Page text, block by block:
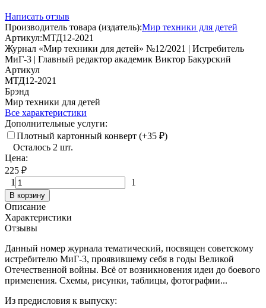
Написать отзыв
Производитель товара (издатель):Мир техники для детей
Артикул:МТД12-2021
Журнал «Мир техники для детей» №12/2021 | Истребитель
МиГ-3 | Главный редактор академик Виктор Бакурский
Артикул
МТД12-2021
Брэнд
Мир техники для детей
Все характеристики
Дополнительные услуги:
Плотный картонный конверт (+35 ₽)
Осталось 2 шт.
Цена:
225 ₽
1
1
В корзину
Описание
Характеристики
Отзывы
Данный номер журнала тематический, посвящен советскому
истребителю МиГ-3, проявившему себя в годы Великой
Отечественной войны. Всё от возникновения идеи до боевого
применения. Схемы, рисунки, таблицы, фотографии...
Из предисловия к выпуску: